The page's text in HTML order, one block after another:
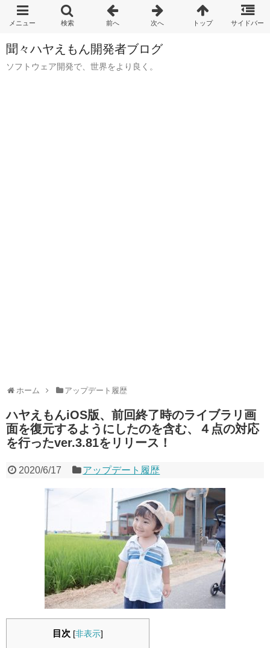
聞々ハヤえもん開発者ブログ
ソフトウェア開発で、世界をより良く。
ホーム アップデート履歴
ハヤえもんiOS版、前回終了時のライブラリ画
面を復元するようにしたのを含む、４点の対応
を行ったver.3.81をリリース！
2020/6/17 アップデート履歴
目次 [非表示]